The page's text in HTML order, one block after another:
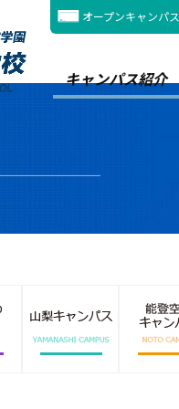
オープンキャンパス
キャンパス紹介